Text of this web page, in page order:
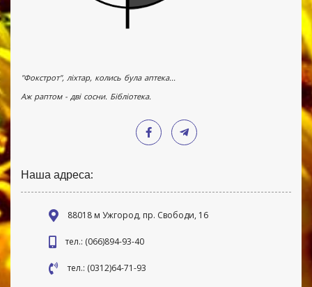
"Фокстрот", ліхтар, колись була аптека...
Аж раптом - дві сосни. Бібліотека.
Наша адреса:
88018 м Ужгород, пр. Свободи, 16
тел.: (066)894-93-40
тел.: (0312)64-71-93